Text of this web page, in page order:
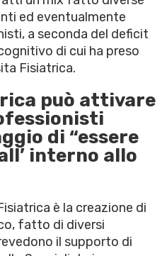
ed eventualmente
a seconda del deficit
di cui ha preso
Fisiatrica.
può attivare
di “essere
interno allo
è la creazione di
fatto di diversi
il supporto di